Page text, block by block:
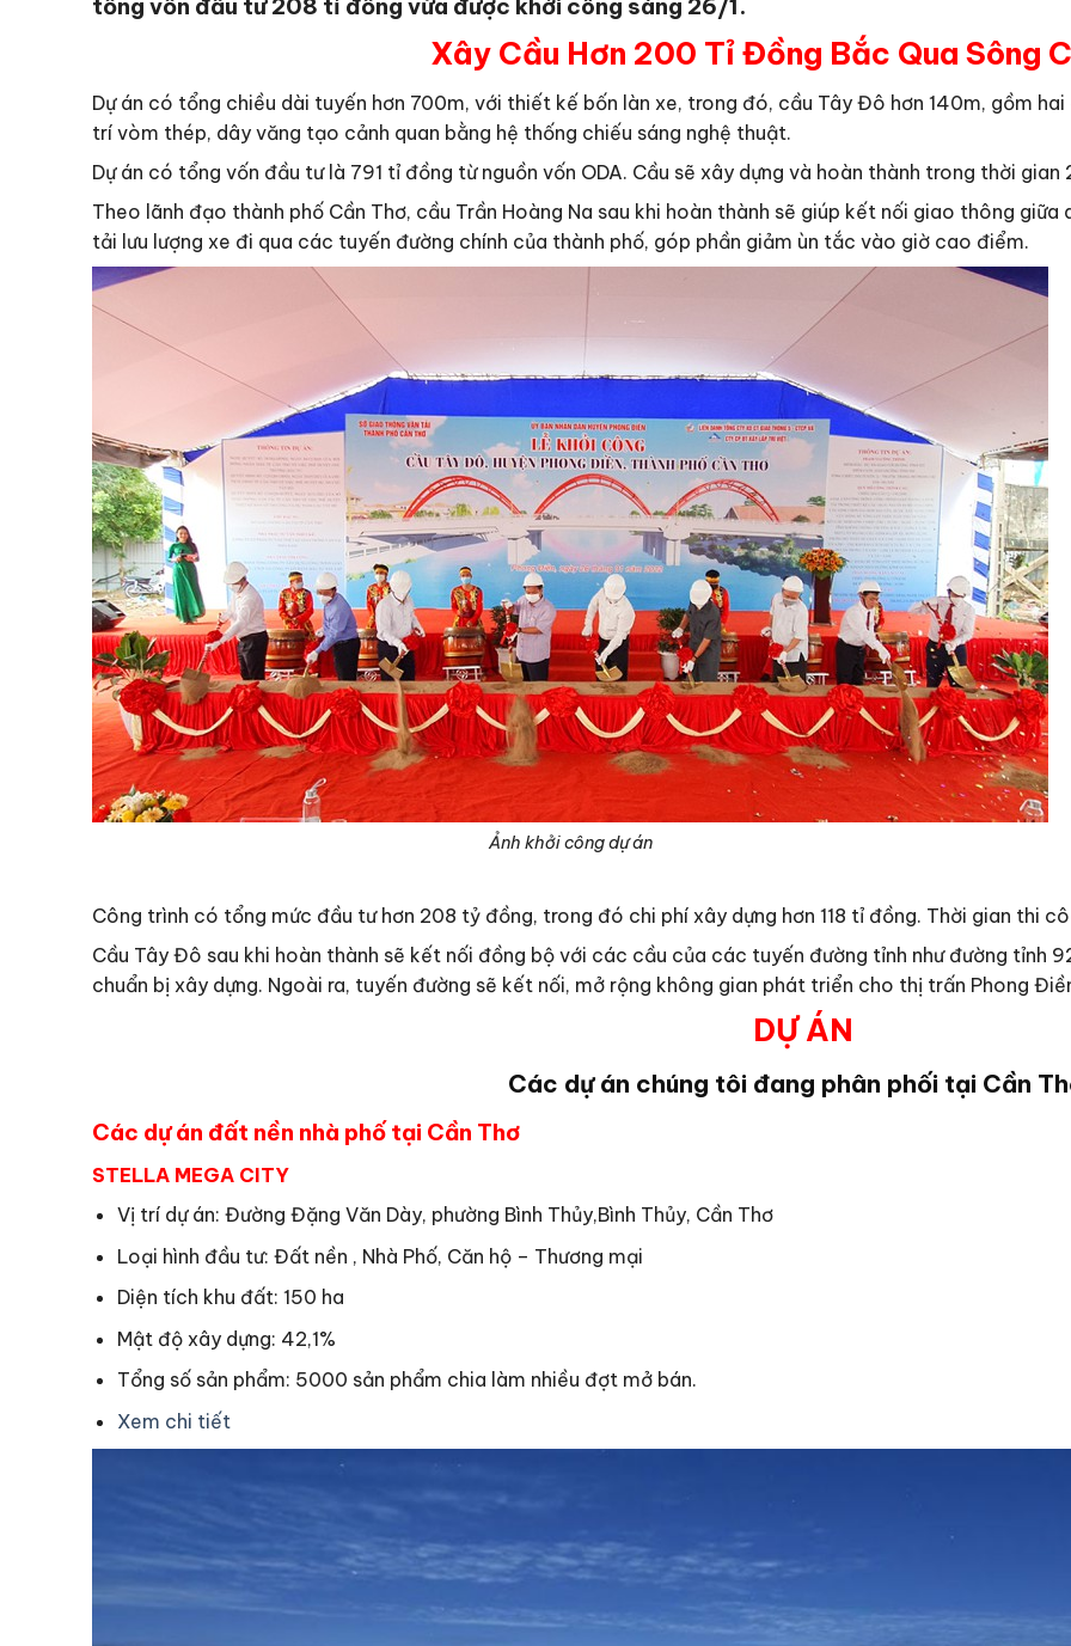
tổng vốn đầu tư 208 tỉ đồng vừa được khởi công sáng 26/1.
Xây Cầu Hơn 200 Tỉ Đồng Bắc Qua Sông
Dự án có tổng chiều dài tuyến hơn 700m, với thiết kế bốn làn xe, trong đó, cầu Tây Đô hơn 140m, gồm
trí vòm thép, dây văng tạo cảnh quan bằng hệ thống chiếu sáng nghệ thuật.
Dự án có tổng vốn đầu tư là 791 tỉ đồng từ nguồn vốn ODA. Cầu sẽ xây dựng và hoàn thành trong thời gian
Theo lãnh đạo thành phố Cần Thơ, cầu Trần Hoàng Na sau khi hoàn thành sẽ giúp kết nối giao thông
tải lưu lượng xe đi qua các tuyến đường chính của thành phố, góp phần giảm ùn tắc vào giờ cao điểm.
Ảnh khởi công dự án
Công trình có tổng mức đầu tư hơn 208 tỷ đồng, trong đó chi phí xây dựng hơn 118 tỉ đồng. Thời gian thi
Cầu Tây Đô sau khi hoàn thành sẽ kết nối đồng bộ với các cầu của các tuyến đường tỉnh như đường tỉnh
chuẩn bị xây dựng. Ngoài ra, tuyến đường sẽ kết nối, mở rộng không gian phát triển cho thị trấn Phong
DỰ ÁN
Các dự án chúng tôi đang phân phối tại Cần
Các dự án đất nền nhà phố tại Cần Thơ
STELLA MEGA CITY
Vị trí dự án: Đường Đặng Văn Dày, phường Bình Thủy,Bình Thủy, Cần Thơ
Loại hình đầu tư: Đất nền , Nhà Phố, Căn hộ – Thương mại
Diện tích khu đất: 150 ha
Mật độ xây dựng: 42,1%
Tổng số sản phẩm: 5000 sản phẩm chia làm nhiều đợt mở bán.
Xem chi tiết